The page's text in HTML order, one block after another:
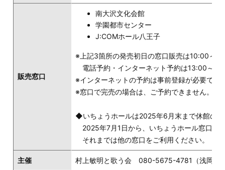
販売窓口
南大沢文化会館
学園都市センター
J:COMホール八王子
※上記3箇所の発売初日の窓口販売は10:00～
電話予約・インターネット予約は13:00～
※インターネットの予約は事前登録が必要です
※窓口で完売の場合は、ご予約できません。
◆いちょうホールは2025年6月末まで休館の
2025年7月1日から、いちょうホール窓口で
それまでは他の窓口をご利用ください。
主催 村上敏明と歌う会 080-5675-4781（浅岡）